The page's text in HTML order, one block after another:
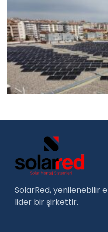
SolarRed, yenilenebilir
lider bir şirkettir.